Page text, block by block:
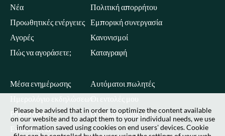
Νέα
Προωθητικές ενέργειες
Αγορές
Πώς να αγοράσετε;
Πολιτική απορρήτου
Εμπορική συνεργασία
Κανονισμοί
Καταγραφή
Μέσα ενημέρωσης
Ημερολόγιο εκδηλώσεων
Pressroom
Επικοινωνία
Αυτόματοι πωλητές
Οι εντολές μου
Ο λογαριασμός μου
Please be advised that in order to optimize the content available
on our website and to adapt them to your individual needs, we use
information saved using cookies on end users' devices. Cookie